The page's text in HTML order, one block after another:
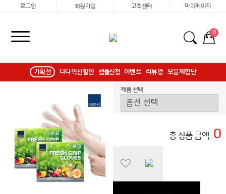
로그인 회원가입 고객센터 마이페이지
0
기획전 다다익선할인 샘플신청 이벤트 리뷰왕 모움체험단
제품 선택
총 상품 금액 0